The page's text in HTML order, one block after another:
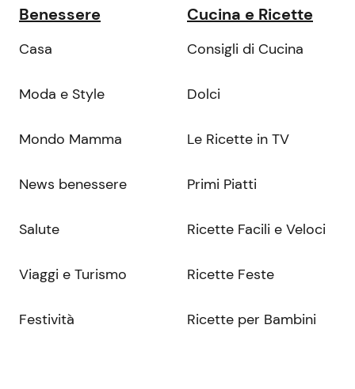
Benessere
Casa
Moda e Style
Mondo Mamma
News benessere
Salute
Viaggi e Turismo
Festività
Cucina e Ricette
Consigli di Cucina
Dolci
Le Ricette in TV
Primi Piatti
Ricette Facili e Veloci
Ricette Feste
Ricette per Bambini